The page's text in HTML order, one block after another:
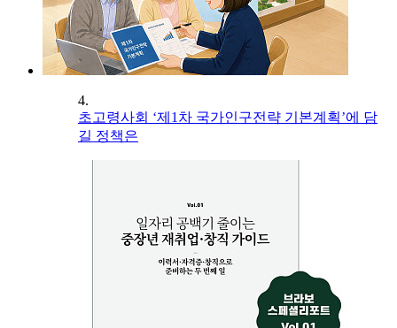
4.
초고령사회 ‘제1차 국가인구전략 기본계획’에 담
길 정책은